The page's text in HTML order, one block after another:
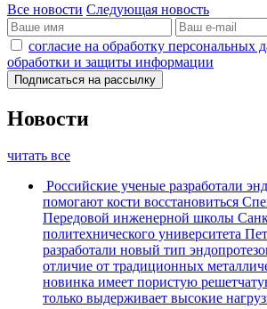
Все новости Следующая новость
согласие на обработку персональных
обработки и защиты информации
Новости
читать все
Российские ученые разработали
помогают кости восстановиться
Передовой инженерной школы
политехнического университета
разработали новый тип
отличие от традиционных
новинка имеет пористую
только выдерживает высокие